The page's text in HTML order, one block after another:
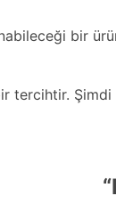
bir
tercihtir.